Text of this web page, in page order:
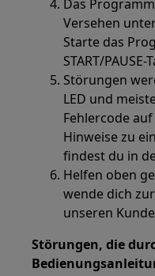
Das
Versehen
Starte das
START/
Störungen
LED und
Fehlercode
Hinweise zu
findest du in
Helfen oben
wende dich
unseren
Störungen, die